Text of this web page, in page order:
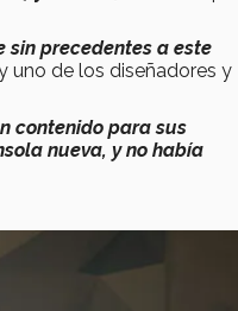
sin precedentes a este
uno de los diseñadores y
contenido para sus
nueva, y no había